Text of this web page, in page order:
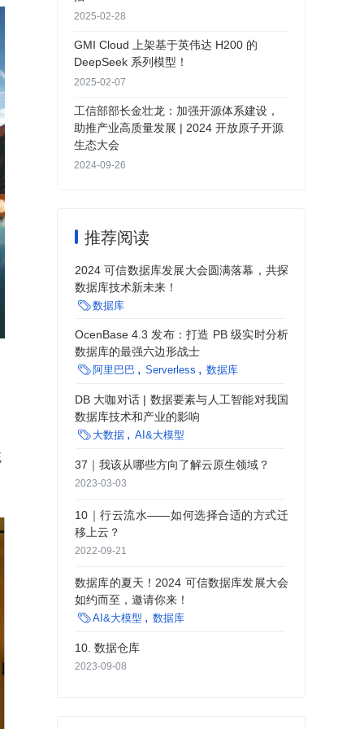
2025-02-28
GMI Cloud 上架基于英伟达 H200 的
DeepSeek 系列模型！
2025-02-07
工信部部长金壮龙：加强开源体系建设，
助推产业高质量发展 | 2024 开放原子开源
生态大会
2024-09-26
推荐阅读
2024 可信数据库发展大会圆满落幕，共探
数据库技术新未来！
数据库
OcenBase 4.3 发布：打造 PB 级实时分析
数据库的最强六边形战士
 阿里巴巴 Serverless 数据库
DB 大咖对话 | 数据要素与人工智能对我国
数据库技术和产业的影响
 大数据 AI&大模型
37｜我该从哪些方向了解云原生领域？
2023-03-03
10｜行云流水——如何选择合适的方式迁
移上云？
2022-09-21
数据库的夏天！2024 可信数据库发展大会
如约而至，邀请你来！
AI&大模型 数据库
10. 数据仓库
2023-09-08